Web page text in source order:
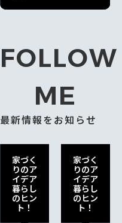
FOLLOW
ME
最新情報をお知らせ
家づく
りのア
イデア
暮らし
のヒン
ト！
家づく
りのア
イデア
暮らし
のヒン
ト！